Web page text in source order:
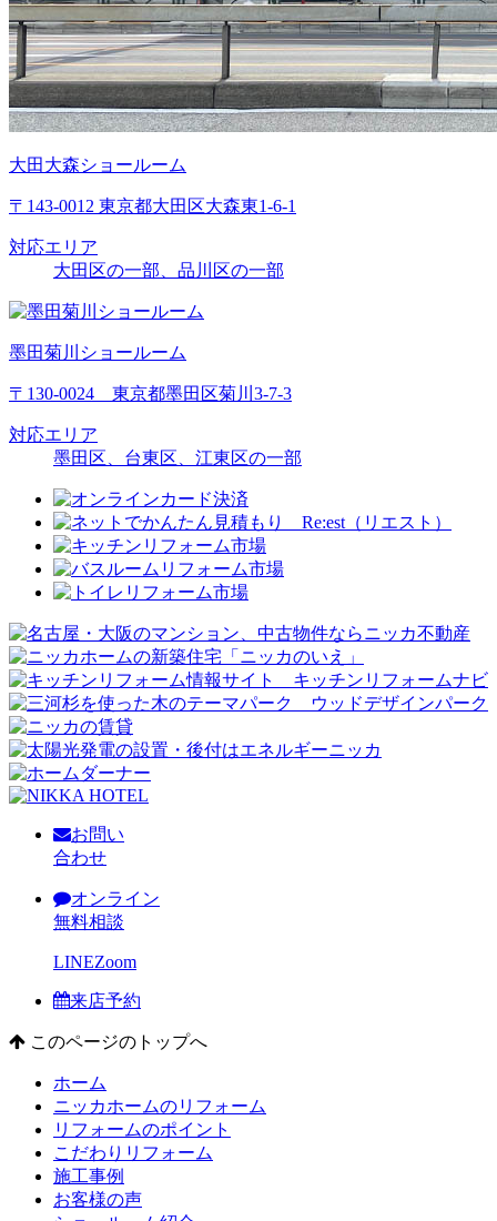
大田大森ショールーム
〒143-0012 東京都大田区大森東1-6-1
対応エリア
大田区の一部、品川区の一部
墨田菊川ショールーム
〒130-0024 東京都墨田区菊川3-7-3
対応エリア
墨田区、台東区、江東区の一部
お問い
合わせ
オンライン
無料相談
LINEZoom
来店予約
このページのトップへ
ホーム
ニッカホームのリフォーム
リフォームのポイント
こだわりリフォーム
施工事例
お客様の声